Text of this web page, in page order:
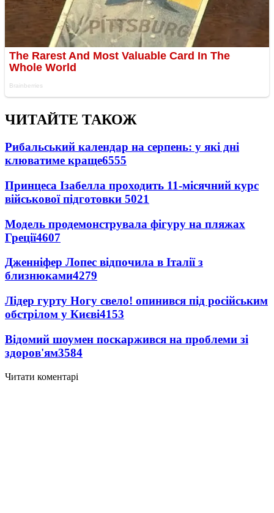
ЧИТАЙТЕ ТАКОЖ
Рибальський календар на серпень: у які дні
клюватиме краще6555
Принцеса Ізабелла проходить 11-місячний курс
військової підготовки 5021
Модель продемонструвала фігуру на пляжах
Греції4607
Дженніфер Лопес відпочила в Італії з
близнюками4279
Лідер гурту Ногу свело! опинився під російським
обстрілом у Києві4153
Відомий шоумен поскаржився на проблеми зі
здоров'ям3584
Читати коментарі